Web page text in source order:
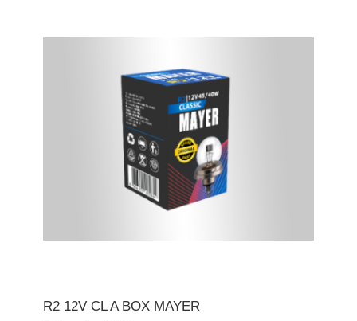
R2 12V CL A BOX MAYER